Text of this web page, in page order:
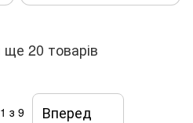
20 товарів
1 з 9 Вперед